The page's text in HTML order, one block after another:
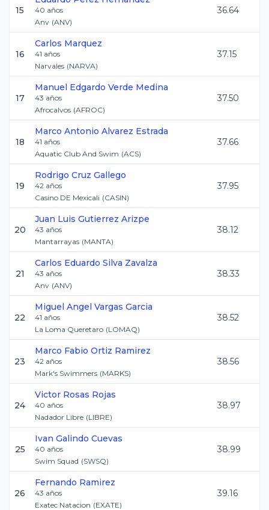
15 40 años
Anv (ANV)
36.64
16
Carlos Marquez
41 años
Narvales (NARVA)
37.15
17
Manuel Edgardo Verde Medina
43 años
Afrocalvos (AFROC)
37.50
18
Marco Antonio Alvarez Estrada
41 años
Aquatic Club And Swim (ACS)
37.66
19
Rodrigo Cruz Gallego
42 años
Casino DE Mexicali (CASIN)
37.95
20
Juan Luis Gutierrez Arizpe
43 años
Mantarrayas (MANTA)
38.12
21
Carlos Eduardo Silva Zavalza
43 años
Anv (ANV)
38.33
22
Miguel Angel Vargas Garcia
41 años
La Loma Queretaro (LOMAQ)
38.52
23
Marco Fabio Ortiz Ramirez
42 años
Mark's Swimmers (MARKS)
38.56
24
Victor Rosas Rojas
40 años
Nadador Libre (LIBRE)
38.97
25
Ivan Galindo Cuevas
40 años
Swim Squad (SWSQ)
38.99
26
Fernando Ramirez
43 años
Exatec Natacion (EXATE)
39.16